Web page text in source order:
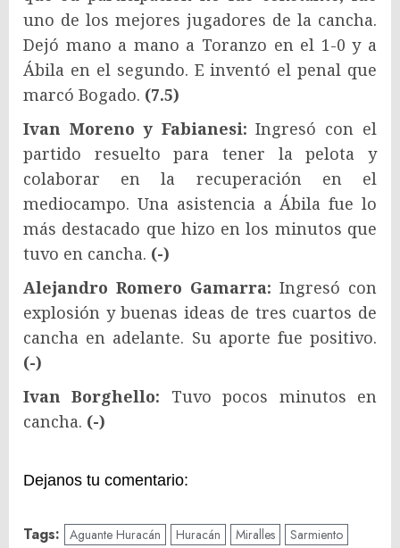
uno de los mejores jugadores de la cancha.
Dejó mano a mano a Toranzo en el 1-0 y a
Ábila en el segundo. E inventó el penal que
marcó Bogado. (7.5)
Ivan Moreno y Fabianesi: Ingresó con el
partido resuelto para tener la pelota y
colaborar en la recuperación en el
mediocampo. Una asistencia a Ábila fue lo
más destacado que hizo en los minutos que
tuvo en cancha. (-)
Alejandro Romero Gamarra: Ingresó con
explosión y buenas ideas de tres cuartos de
cancha en adelante. Su aporte fue positivo.
(-)
Ivan Borghello: Tuvo pocos minutos en
cancha. (-)
Dejanos tu comentario:
Tags: Aguante Huracán Huracán Miralles
Sarmiento